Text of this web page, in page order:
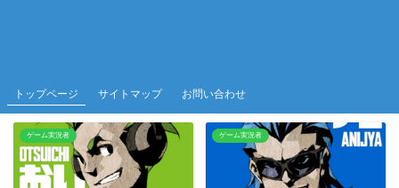
トップページ サイトマップ お問い合わせ
ゲーム実況者 ゲーム実況者